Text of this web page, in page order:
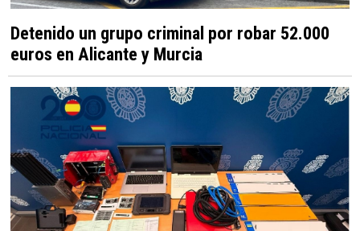
Detenido un grupo criminal por robar 52.000
euros en Alicante y Murcia